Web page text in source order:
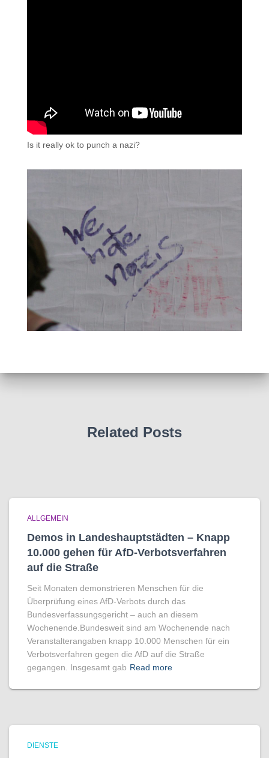
Is it really ok to punch a nazi?
Related Posts
ALLGEMEIN
Demos in Landeshauptstädten – Knapp
10.000 gehen für AfD-Verbotsverfahren
auf die Straße
Seit Monaten demonstrieren Menschen für die
Überprüfung eines AfD-Verbots durch das
Bundesverfassungsgericht – auch an diesem
Wochenende.Bundesweit sind am Wochenende nach
Veranstalterangaben knapp 10.000 Menschen für ein
Verbotsverfahren gegen die AfD auf die Straße
gegangen. Insgesamt gab Read more
DIENSTE